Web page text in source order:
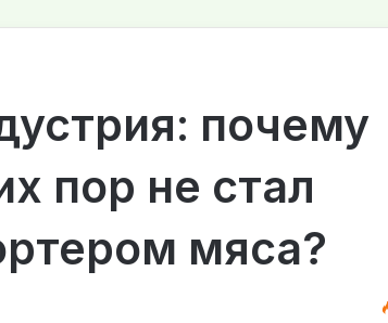
почему
пор не стал
мяса?